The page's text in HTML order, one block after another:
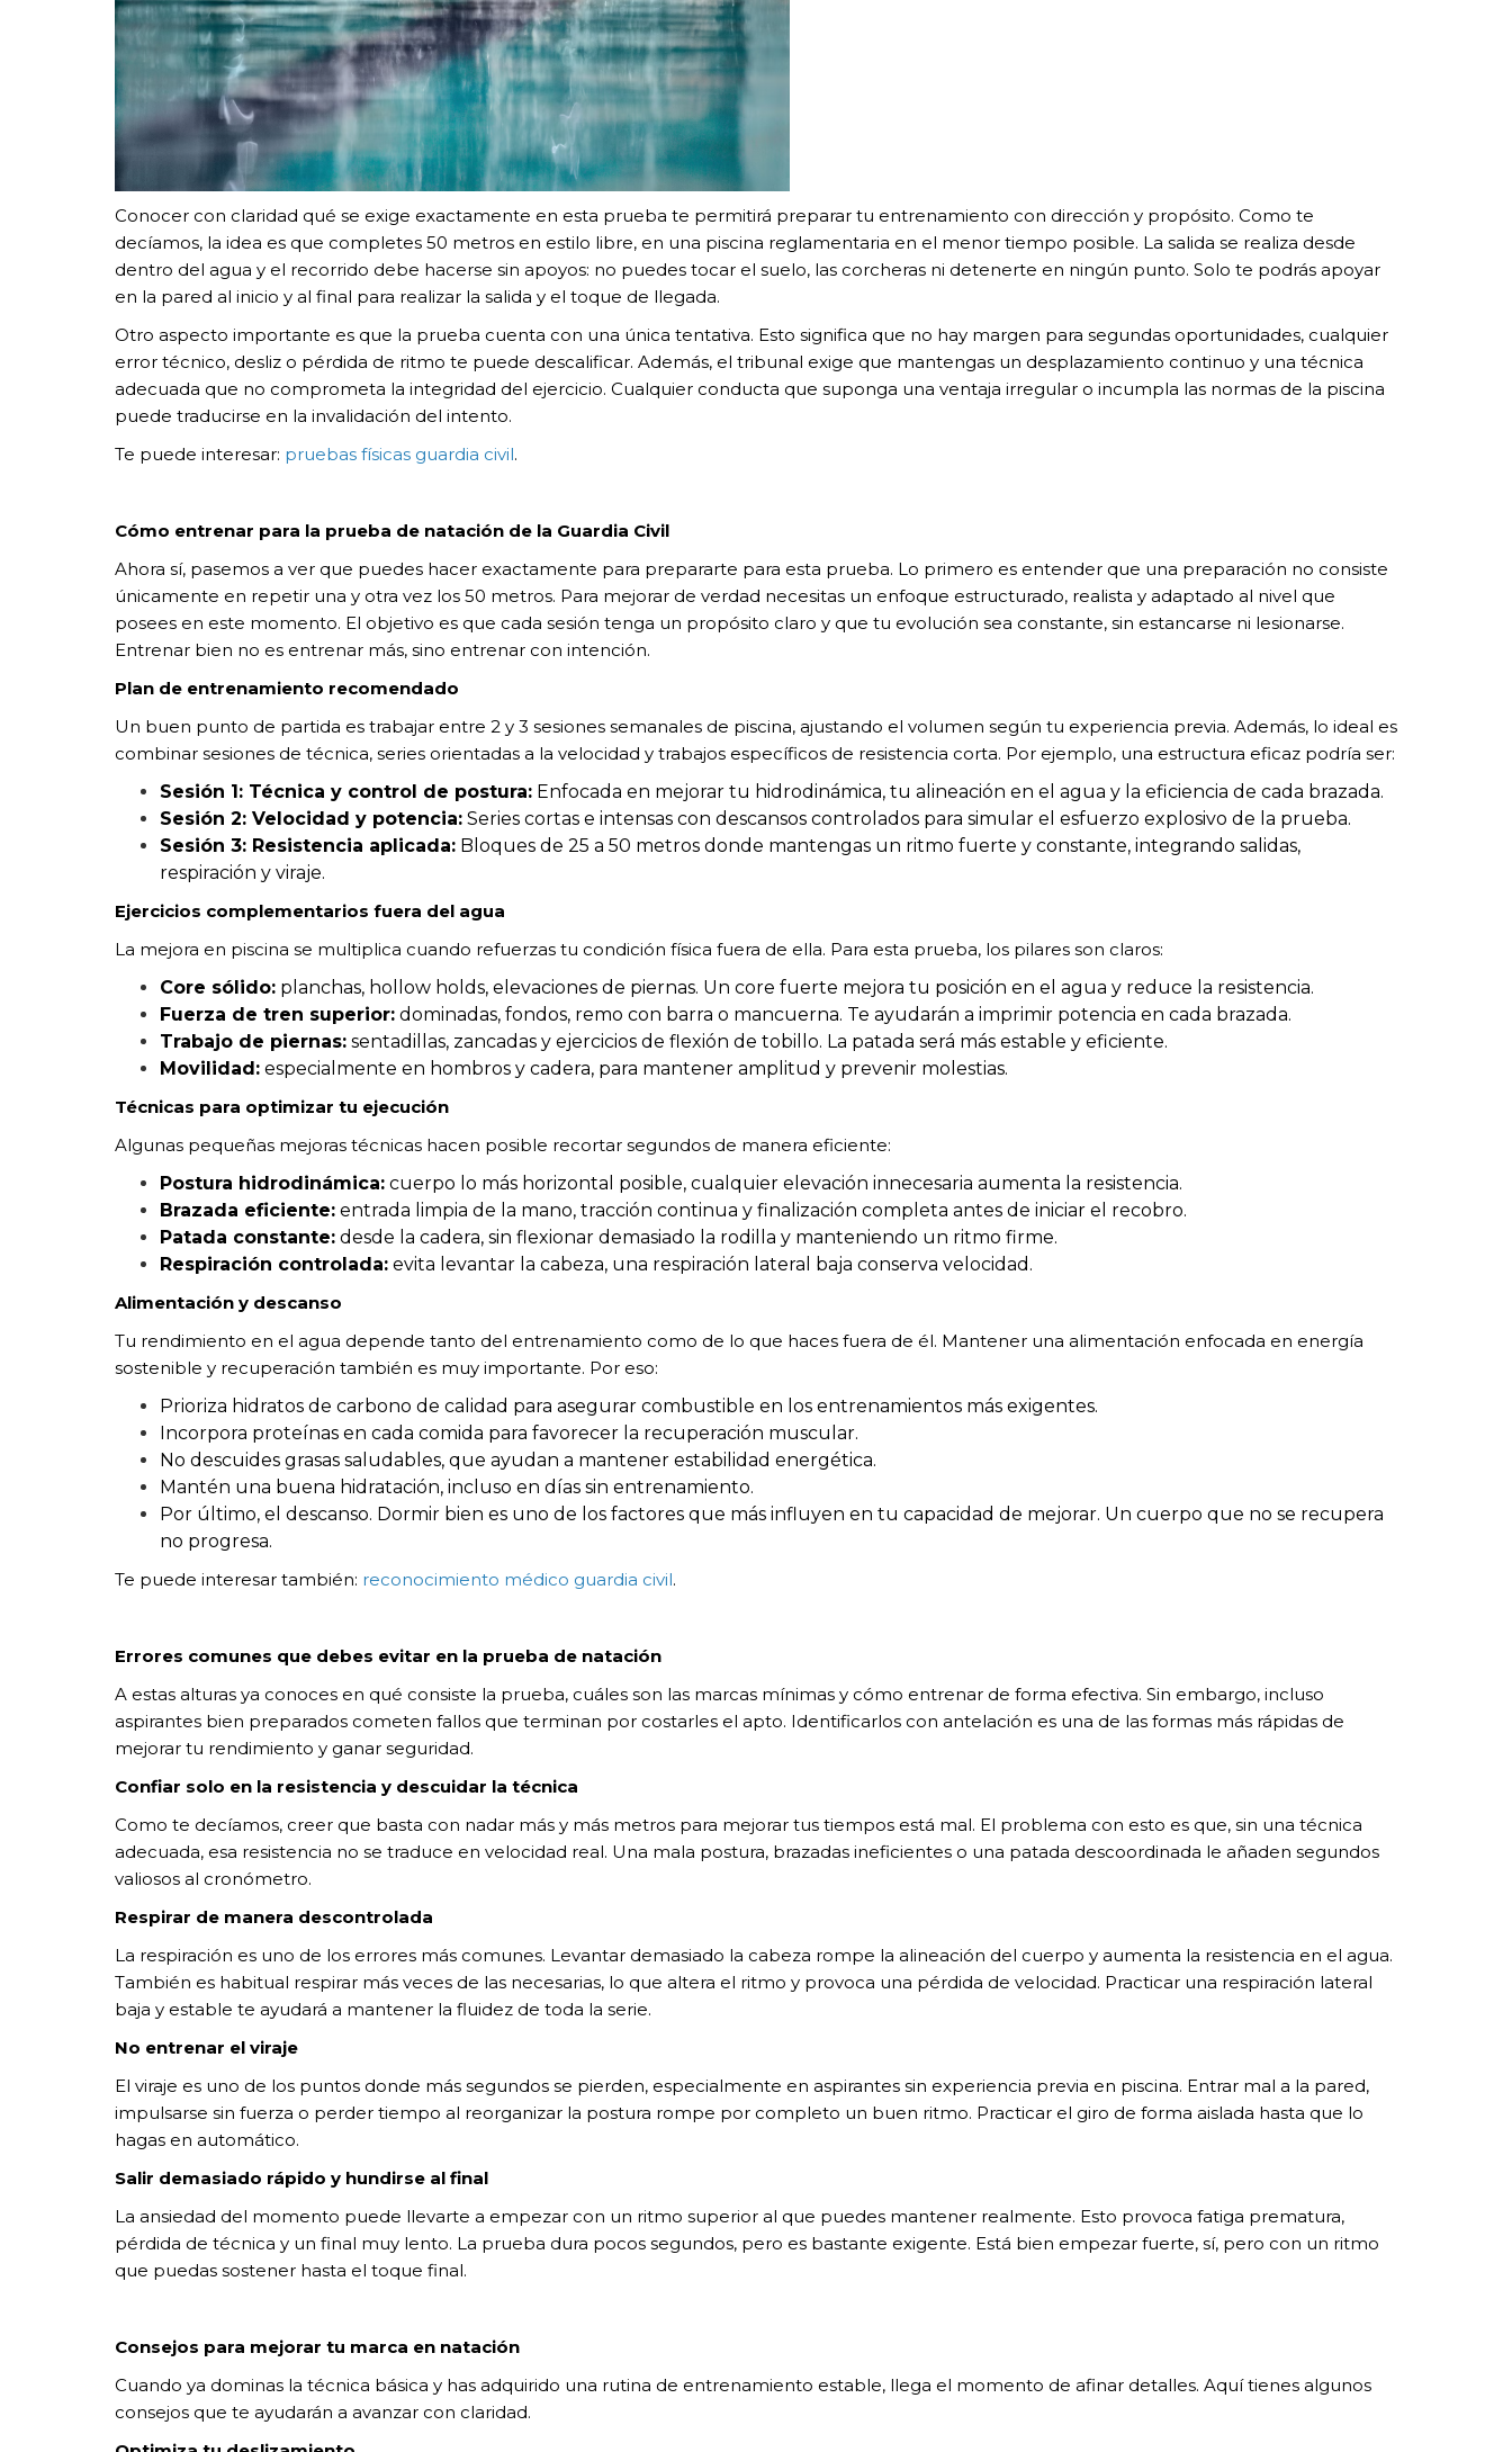
Conocer con claridad qué se exige exactamente en esta prueba te permitirá preparar tu entrenamiento con dirección y propósito. Como te
decíamos, la idea es que completes 50 metros en estilo libre, en una piscina reglamentaria en el menor tiempo posible. La salida se realiza desde
dentro del agua y el recorrido debe hacerse sin apoyos: no puedes tocar el suelo, las corcheras ni detenerte en ningún punto. Solo te podrás apoyar
en la pared al inicio y al final para realizar la salida y el toque de llegada.
Otro aspecto importante es que la prueba cuenta con una única tentativa. Esto significa que no hay margen para segundas oportunidades, cualquier
error técnico, desliz o pérdida de ritmo te puede descalificar. Además, el tribunal exige que mantengas un desplazamiento continuo y una técnica
adecuada que no comprometa la integridad del ejercicio. Cualquier conducta que suponga una ventaja irregular o incumpla las normas de la piscina
puede traducirse en la invalidación del intento.
Te puede interesar: pruebas físicas guardia civil.
Cómo entrenar para la prueba de natación de la Guardia Civil
Ahora sí, pasemos a ver que puedes hacer exactamente para prepararte para esta prueba. Lo primero es entender que una preparación no consiste
únicamente en repetir una y otra vez los 50 metros. Para mejorar de verdad necesitas un enfoque estructurado, realista y adaptado al nivel que
posees en este momento. El objetivo es que cada sesión tenga un propósito claro y que tu evolución sea constante, sin estancarse ni lesionarse.
Entrenar bien no es entrenar más, sino entrenar con intención.
Plan de entrenamiento recomendado
Un buen punto de partida es trabajar entre 2 y 3 sesiones semanales de piscina, ajustando el volumen según tu experiencia previa. Además, lo ideal es
combinar sesiones de técnica, series orientadas a la velocidad y trabajos específicos de resistencia corta. Por ejemplo, una estructura eficaz podría ser:
Sesión 1: Técnica y control de postura: Enfocada en mejorar tu hidrodinámica, tu alineación en el agua y la eficiencia de cada brazada.
Sesión 2: Velocidad y potencia: Series cortas e intensas con descansos controlados para simular el esfuerzo explosivo de la prueba.
Sesión 3: Resistencia aplicada: Bloques de 25 a 50 metros donde mantengas un ritmo fuerte y constante, integrando salidas,
respiración y viraje.
Ejercicios complementarios fuera del agua
La mejora en piscina se multiplica cuando refuerzas tu condición física fuera de ella. Para esta prueba, los pilares son claros:
Core sólido: planchas, hollow holds, elevaciones de piernas. Un core fuerte mejora tu posición en el agua y reduce la resistencia.
Fuerza de tren superior: dominadas, fondos, remo con barra o mancuerna. Te ayudarán a imprimir potencia en cada brazada.
Trabajo de piernas: sentadillas, zancadas y ejercicios de flexión de tobillo. La patada será más estable y eficiente.
Movilidad: especialmente en hombros y cadera, para mantener amplitud y prevenir molestias.
Técnicas para optimizar tu ejecución
Algunas pequeñas mejoras técnicas hacen posible recortar segundos de manera eficiente:
Postura hidrodinámica: cuerpo lo más horizontal posible, cualquier elevación innecesaria aumenta la resistencia.
Brazada eficiente: entrada limpia de la mano, tracción continua y finalización completa antes de iniciar el recobro.
Patada constante: desde la cadera, sin flexionar demasiado la rodilla y manteniendo un ritmo firme.
Respiración controlada: evita levantar la cabeza, una respiración lateral baja conserva velocidad.
Alimentación y descanso
Tu rendimiento en el agua depende tanto del entrenamiento como de lo que haces fuera de él. Mantener una alimentación enfocada en energía
sostenible y recuperación también es muy importante. Por eso:
Prioriza hidratos de carbono de calidad para asegurar combustible en los entrenamientos más exigentes.
Incorpora proteínas en cada comida para favorecer la recuperación muscular.
No descuides grasas saludables, que ayudan a mantener estabilidad energética.
Mantén una buena hidratación, incluso en días sin entrenamiento.
Por último, el descanso. Dormir bien es uno de los factores que más influyen en tu capacidad de mejorar. Un cuerpo que no se recupera
no progresa.
Te puede interesar también: reconocimiento médico guardia civil.
Errores comunes que debes evitar en la prueba de natación
A estas alturas ya conoces en qué consiste la prueba, cuáles son las marcas mínimas y cómo entrenar de forma efectiva. Sin embargo, incluso
aspirantes bien preparados cometen fallos que terminan por costarles el apto. Identificarlos con antelación es una de las formas más rápidas de
mejorar tu rendimiento y ganar seguridad.
Confiar solo en la resistencia y descuidar la técnica
Como te decíamos, creer que basta con nadar más y más metros para mejorar tus tiempos está mal. El problema con esto es que, sin una técnica
adecuada, esa resistencia no se traduce en velocidad real. Una mala postura, brazadas ineficientes o una patada descoordinada le añaden segundos
valiosos al cronómetro.
Respirar de manera descontrolada
La respiración es uno de los errores más comunes. Levantar demasiado la cabeza rompe la alineación del cuerpo y aumenta la resistencia en el agua.
También es habitual respirar más veces de las necesarias, lo que altera el ritmo y provoca una pérdida de velocidad. Practicar una respiración lateral
baja y estable te ayudará a mantener la fluidez de toda la serie.
No entrenar el viraje
El viraje es uno de los puntos donde más segundos se pierden, especialmente en aspirantes sin experiencia previa en piscina. Entrar mal a la pared,
impulsarse sin fuerza o perder tiempo al reorganizar la postura rompe por completo un buen ritmo. Practicar el giro de forma aislada hasta que lo
hagas en automático.
Salir demasiado rápido y hundirse al final
La ansiedad del momento puede llevarte a empezar con un ritmo superior al que puedes mantener realmente. Esto provoca fatiga prematura,
pérdida de técnica y un final muy lento. La prueba dura pocos segundos, pero es bastante exigente. Está bien empezar fuerte, sí, pero con un ritmo
que puedas sostener hasta el toque final.
Consejos para mejorar tu marca en natación
Cuando ya dominas la técnica básica y has adquirido una rutina de entrenamiento estable, llega el momento de afinar detalles. Aquí tienes algunos
consejos que te ayudarán a avanzar con claridad.